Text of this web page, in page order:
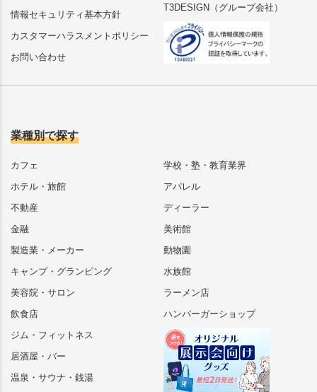
情報セキュリティ基本方針
カスタマーハラスメントポリシー
お問い合わせ
T3DESIGN（グループ会社）
業種別で探す
カフェ
ホテル・旅館
不動産
金融
製造業・メーカー
キャンプ・グランピング
美容院・サロン
飲食店
ジム・フィットネス
居酒屋・バー
温泉・サウナ・銭湯
学校・塾・教育業界
アパレル
ディーラー
美術館
動物園
水族館
ラーメン店
ハンバーガーショップ